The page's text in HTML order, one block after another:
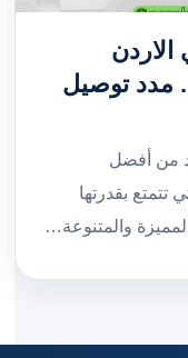
مرنة .. مدد توصيل
من أفضل
بقدرتها
والمتنوعة…